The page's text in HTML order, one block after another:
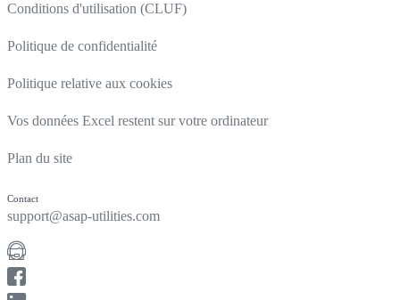
Conditions d'utilisation (CLUF)
Politique de confidentialité
Politique relative aux cookies
Vos données Excel restent sur votre ordinateur
Plan du site
Contact
support@asap-utilities.com